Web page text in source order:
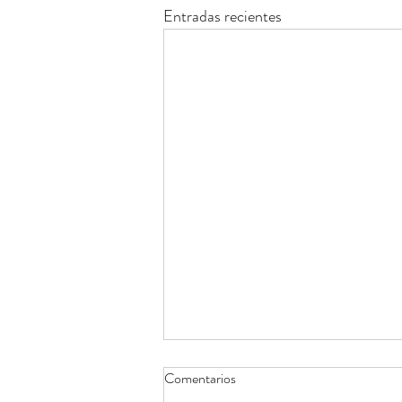
Entradas recientes
Comentarios